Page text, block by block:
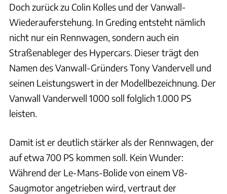
Doch zurück zu Colin Kolles und der Vanwall-
Wiederauferstehung. In Greding entsteht nämlich
nicht nur ein Rennwagen, sondern auch ein
Straßenableger des Hypercars. Dieser trägt den
Namen des Vanwall-Gründers Tony Vandervell und
seinen Leistungswert in der Modellbezeichnung. Der
Vanwall Vanderwell 1000 soll folglich 1.000 PS
leisten.
Damit ist er deutlich stärker als der Rennwagen, der
auf etwa 700 PS kommen soll. Kein Wunder:
Während der Le-Mans-Bolide von einem V8-
Saugmotor angetrieben wird, vertraut der